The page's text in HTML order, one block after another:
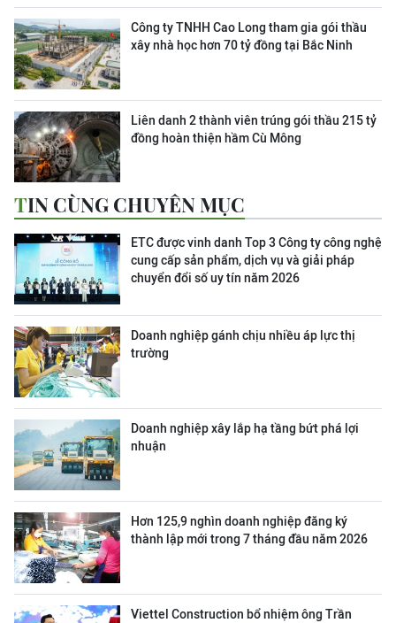
Công ty TNHH Cao Long tham gia gói thầu
xây nhà học hơn 70 tỷ đồng tại Bắc Ninh
Liên danh 2 thành viên trúng gói thầu 215 tỷ
đồng hoàn thiện hầm Cù Mông
TIN CÙNG CHUYÊN MỤC
ETC được vinh danh Top 3 Công ty công nghệ
cung cấp sản phẩm, dịch vụ và giải pháp
chuyển đổi số uy tín năm 2026
Doanh nghiệp gánh chịu nhiều áp lực thị
trường
Doanh nghiệp xây lắp hạ tầng bứt phá lợi
nhuận
Hơn 125,9 nghìn doanh nghiệp đăng ký
thành lập mới trong 7 tháng đầu năm 2026
Viettel Construction bổ nhiệm ông Trần